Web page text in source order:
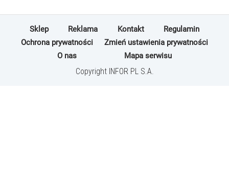
Sklep Reklama Kontakt
Regulamin
Ochrona prywatności
Zmień ustawienia prywatności
O nas
Mapa serwisu
Copyright INFOR PL S.A.